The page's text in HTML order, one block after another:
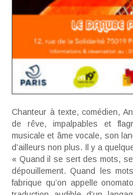
Chanteur à texte, comédien,
de rêve, impalpables et
musicale et âme vocale, son
d’ailleurs non plus. Il y a
« Quand il se sert des mots,
dépouillement. Quand les
fabrique qu’on appelle